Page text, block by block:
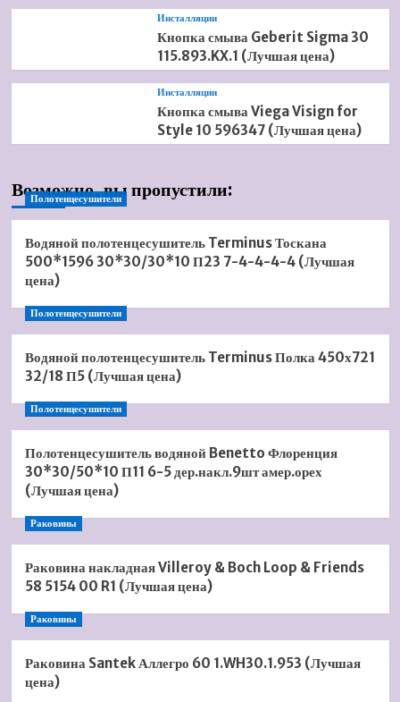
Инсталляции
Кнопка смыва Geberit Sigma 30
115.893.KX.1 (Лучшая цена)
Инсталляции
Кнопка смыва Viega Visign for
Style 10 596347 (Лучшая цена)
Возможно, вы пропустили:
Полотенцесушители
Водяной полотенцесушитель Terminus Тоскана
500*1596 30*30/30*10 П23 7-4-4-4-4 (Лучшая
цена)
Полотенцесушители
Водяной полотенцесушитель Terminus Полка 450х721
32/18 П5 (Лучшая цена)
Полотенцесушители
Полотенцесушитель водяной Benetto Флоренция
30*30/50*10 П11 6-5 дер.накл.9шт амер.орех
(Лучшая цена)
Раковины
Раковина накладная Villeroy & Boch Loop & Friends
58 5154 00 R1 (Лучшая цена)
Раковины
Раковина Santek Аллегро 60 1.WH30.1.953 (Лучшая
цена)